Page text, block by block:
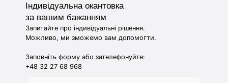
Індивідуальна окантовка
за вашим бажанням
Запитайте про індивідуальні рішення.
Можливо, ми зможемо вам допомогти.
Заповніть форму або зателефонуйте:
+48 32 27 68 968